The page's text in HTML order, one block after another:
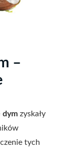
–
dym zyskały
tych